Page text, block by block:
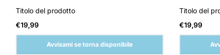
Titolo del prodotto
Prezzo
normale
€19,99
Avvisami se torna disponibile
Titolo del
Prezzo
normale
€19,99